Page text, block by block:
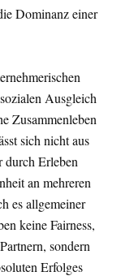
Dominanz einer
Ausgleich
Zusammenleben
sich nicht aus
durch Erleben
an mehreren
es allgemeiner
keine Fairness,
sondern
Erfolges